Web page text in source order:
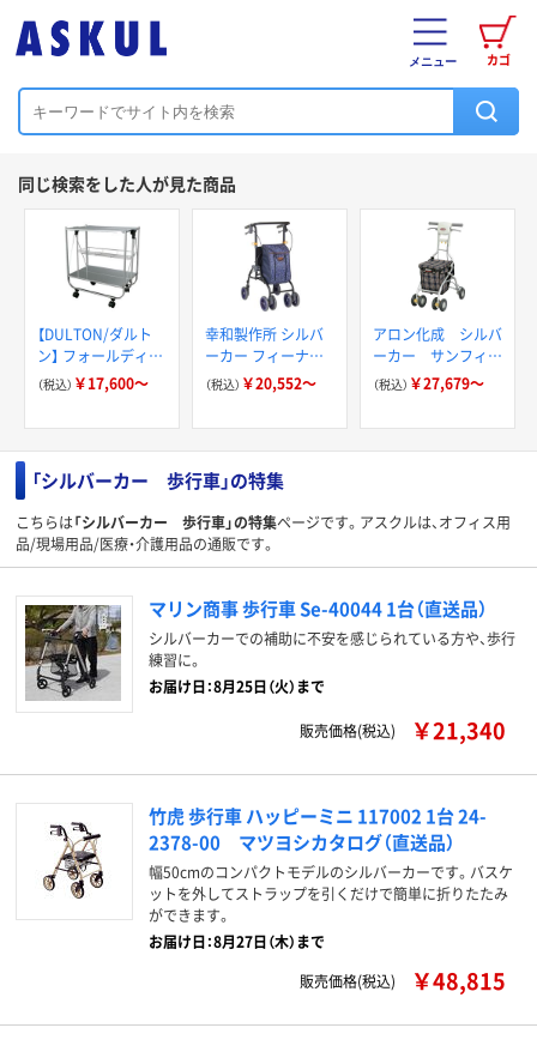
カゴ
メニュー
同じ検索をした人が見た商品
【DULTON/ダルト
ン】 フォールディン
グ トローリー
（税込） ￥17,600～
幸和製作所 シルバ
ーカー フィーナ
SLM06
（税込） ￥20,552～
アロン化成 シルバ
ーカー サンフィー
ルショッピング
（税込） ￥27,679～
「シルバーカー 歩行車」の特集
こちらは「シルバーカー 歩行車」の特集ページです。アスクルは、オフィス用
品/現場用品/医療・介護用品の通販です。
マリン商事 歩行車 Se-40044 1台（直送品）
シルバーカーでの補助に不安を感じられている方や、歩行
練習に。
お届け日：8月25日（火）まで
販売価格(税込) ￥21,340
竹虎 歩行車 ハッピーミニ 117002 1台 24-
2378-00 マツヨシカタログ（直送品）
幅50cmのコンパクトモデルのシルバーカーです。バスケ
ットを外してストラップを引くだけで簡単に折りたたみ
ができます。
お届け日：8月27日（木）まで
販売価格(税込)
￥48,815